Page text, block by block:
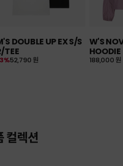
DOUBLE UP EX S/S
TEE
52,790 원
W'S
HOODIE
188,000 원
컬렉션